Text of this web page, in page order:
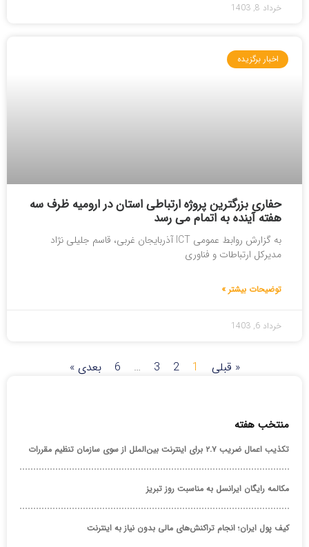
خرداد 8, 1403
اخبار برگزیده
حفاری بزرگترین پروژه ارتباطی استان در ارومیه ظرف سه
هفته آینده به اتمام می رسد
به گزارش روابط عمومی ICT آذربایجان غربی، قاسم جلیلی نژاد
مدیرکل ارتباطات و فناوری
توضیحات بیشتر »
خرداد 6, 1403
« قبلی 1
2
3
…
6 بعدی »
منتخب هفته
تکذیب اعمال ضریب ۲.۷ برای اینترنت بین‌الملل از سوی سازمان تنظیم مقررات
مکالمه رایگان ایرانسل به مناسبت روز تبریز
کیف پول ایران؛ انجام تراکنش‌های مالی بدون نیاز به اینترنت